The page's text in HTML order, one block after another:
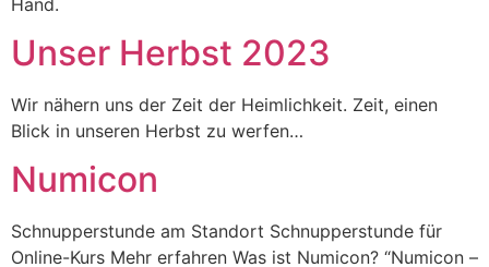
Unser Herbst 2023
Wir nähern uns der Zeit der Heimlichkeit. Zeit, einen
Blick in unseren Herbst zu werfen…
Numi­con
Schnupperstunde am Standort Schnupperstunde für
Online-Kurs Mehr erfahren Was ist Numicon? “Numi­con –